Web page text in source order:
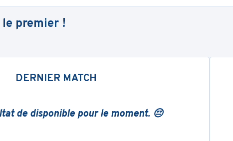
premier !
DERNIER MATCH
de disponible pour le moment. 😔